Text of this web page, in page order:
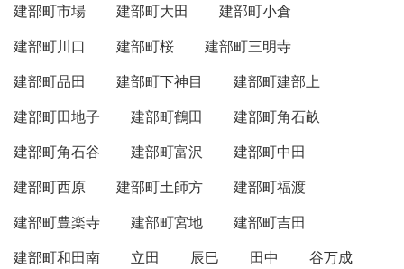
建部町市場
建部町大田
建部町小倉
建部町川口
建部町桜
建部町三明寺
建部町品田
建部町下神目
建部町建部上
建部町田地子
建部町鶴田
建部町角石畝
建部町角石谷
建部町富沢
建部町中田
建部町西原
建部町土師方
建部町福渡
建部町豊楽寺
建部町宮地
建部町吉田
建部町和田南
立田 辰巳 田中
谷万成